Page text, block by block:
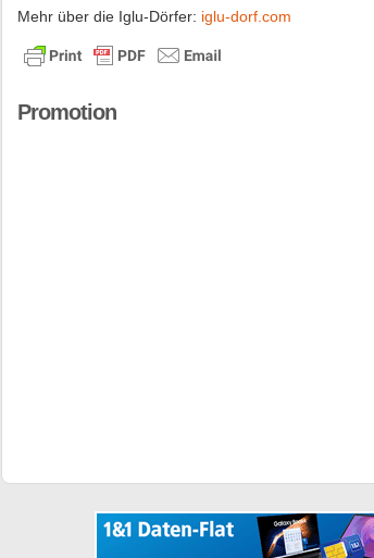
Mehr über die Iglu-Dörfer: iglu-dorf.com
Promotion